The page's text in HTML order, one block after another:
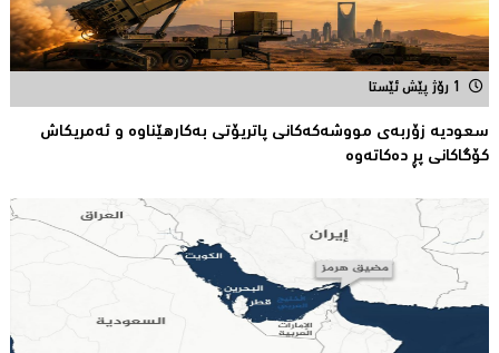
1 رۆژ پێش ئێستا
سعودیە زۆربەی مووشەكەكانی پاتریۆتی بەكارهێناوە و ئەمریكاش
كۆگاكانی پڕ دەكاتەوە